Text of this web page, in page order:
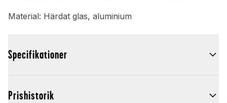
Material: Härdat glas, aluminium
Specifikationer
Prishistorik